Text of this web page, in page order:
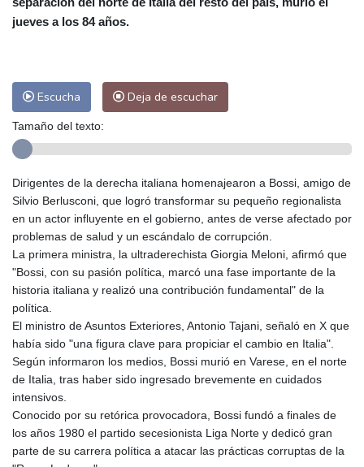
Las Palmas de Gran Canaria
San José
23 °C Asunción
Panama City
25 °C
jueves a los 84 años.
Escucha Deja de escuchar
Tamaño del texto:
Dirigentes de la derecha italiana homenajearon a Bossi, amigo de
Silvio Berlusconi, que logró transformar su pequeño regionalista
en un actor influyente en el gobierno, antes de verse afectado por
problemas de salud y un escándalo de corrupción.
La primera ministra, la ultraderechista Giorgia Meloni, afirmó que
"Bossi, con su pasión política, marcó una fase importante de la
historia italiana y realizó una contribución fundamental" de la
política.
El ministro de Asuntos Exteriores, Antonio Tajani, señaló en X que
había sido "una figura clave para propiciar el cambio en Italia".
Según informaron los medios, Bossi murió en Varese, en el norte
de Italia, tras haber sido ingresado brevemente en cuidados
intensivos.
Conocido por su retórica provocadora, Bossi fundó a finales de
los años 1980 el partido secesionista Liga Norte y dedicó gran
parte de su carrera política a atacar las prácticas corruptas de la